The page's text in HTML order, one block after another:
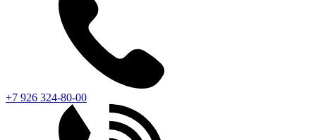
+7 926 324-80-00